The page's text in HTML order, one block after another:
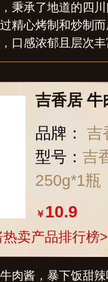
秉承了地道的四
精心烤制和炒制
口感浓郁且层次
美融合，为菜肴
加顺滑。吉香居 牛
品牌：
吉
型号： 吉
250g*1瓶
￥ 10.9
卖产品排行榜>
肉酱，暴下饭甜